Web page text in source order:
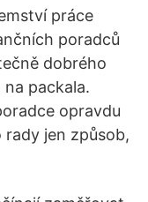
práce
poradců
dobrého
packala.
opravdu
jen způsob,